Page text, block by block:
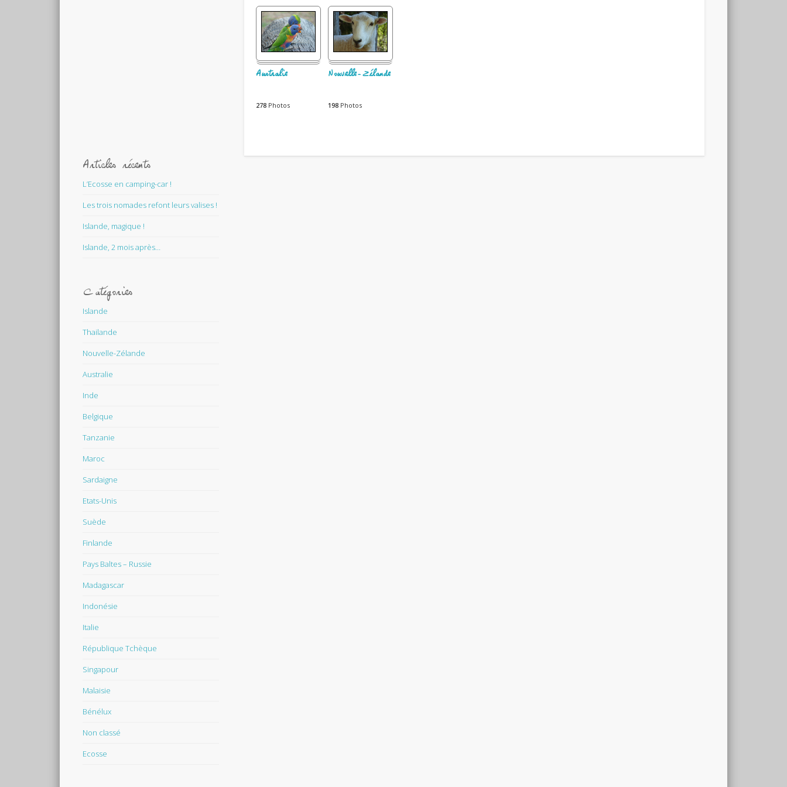
Australie
278Photos
Nouvelle-Zélande
198Photos
Articles récents
L’Ecosse en camping-car !
Les trois nomades refont leurs valises !
Islande, magique !
Islande, 2 mois après…
Catégories
Islande
Thailande
Nouvelle-Zélande
Australie
Inde
Belgique
Tanzanie
Maroc
Sardaigne
Etats-Unis
Suède
Finlande
Pays Baltes – Russie
Madagascar
Indonésie
Italie
République Tchèque
Singapour
Malaisie
Bénélux
Non classé
Ecosse